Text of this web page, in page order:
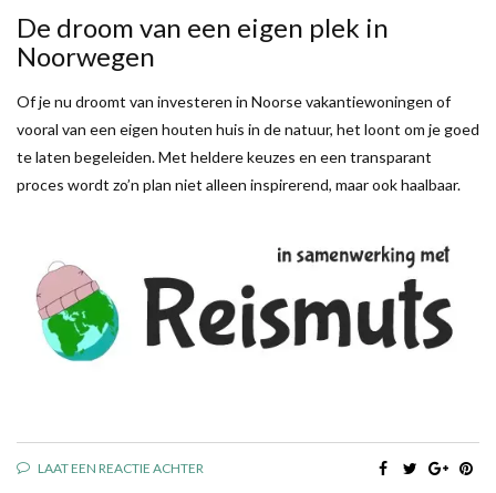
De droom van een eigen plek in
Noorwegen
Of je nu droomt van investeren in Noorse vakantiewoningen of
vooral van een eigen houten huis in de natuur, het loont om je goed
te laten begeleiden. Met heldere keuzes en een transparant
proces wordt zo’n plan niet alleen inspirerend, maar ook haalbaar.
LAAT EEN REACTIE ACHTER